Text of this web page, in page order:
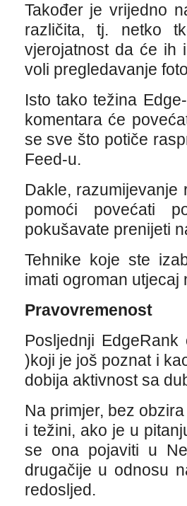
Također je vrijedno
različita, tj. netko
vjerojatnost da će ih
voli pregledavanje
Isto tako težina
komentara će
se sve što potiče
Feed-u.
Dakle, razumijevanje
pomoći povećati
pokušavate prenijeti
Tehnike koje ste
imati ogroman
Pravovremenost
Posljednji
)koji je još poznat i
dobija aktivnost sa
Na primjer, bez
i težini, ako je u
se ona pojaviti u
drugačije u odnosu
redosljed.